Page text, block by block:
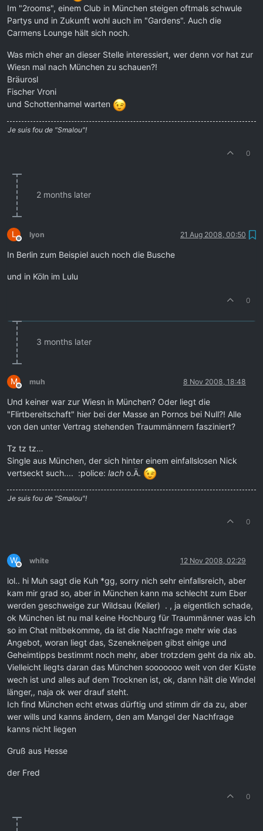
Im "2rooms", einem Club in München steigen oftmals schwule
Partys und in Zukunft wohl auch im "Gardens". Auch die
Carmens Lounge hält sich noch.
Was mich eher an dieser Stelle interessiert, wer denn vor hat zur
Wiesn mal nach München zu schauen?!
Bräurosl
Fischer Vroni
und Schottenhamel warten
Je suis fou de "Smalou"!
0
2 months later
L
Offline
lyon 21 Aug 2008, 00:50
In Berlin zum Beispiel auch noch die Busche
und in Köln im Lulu
0
3 months later
M
Offline
muh 8 Nov 2008, 18:48
Und keiner war zur Wiesn in München? Oder liegt die
"Flirtbereitschaft" hier bei der Masse an Pornos bei Null?! Alle
von den unter Vertrag stehenden Traummännern fasziniert?
Tz tz tz…
Single aus München, der sich hinter einem einfallslosen Nick
vertseckt such.... :police: lach o.Ä.
Je suis fou de "Smalou"!
0
W
Offline
white 12 Nov 2008, 02:29
lol.. hi Muh sagt die Kuh *gg, sorry nich sehr einfallsreich, aber
kam mir grad so, aber in München kann ma schlecht zum Eber
werden geschweige zur Wildsau (Keiler) . , ja eigentlich schade,
ok München ist nu mal keine Hochburg für Traummänner was ich
so im Chat mitbekomme, da ist die Nachfrage mehr wie das
Angebot, woran liegt das, Szenekneipen gibst einige und
Geheimtipps bestimmt noch mehr, aber trotzdem geht da nix ab.
Vielleicht liegts daran das München sooooooo weit von der Küste
wech ist und alles auf dem Trocknen ist, ok, dann hält die Windel
länger,, naja ok wer drauf steht.
Ich find München echt etwas dürftig und stimm dir da zu, aber
wer wills und kanns ändern, den am Mangel der Nachfrage
kanns nicht liegen
Gruß aus Hesse
der Fred
0